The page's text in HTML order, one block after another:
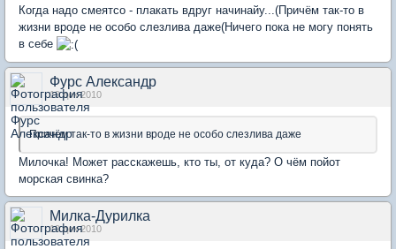
Когда надо смеятсо - плакать вдруг начинайу...(Причём так-то в
жизни вроде не особо слезлива даже(Ничего пока не могу понять
в себе
Фурс Александр
19 дек 2010
Причём так-то в жизни вроде не особо слезлива даже
Милочка! Может расскажешь, кто ты, от куда? О чём пойот
морская свинка?
Милка-Дурилка
19 дек 2010